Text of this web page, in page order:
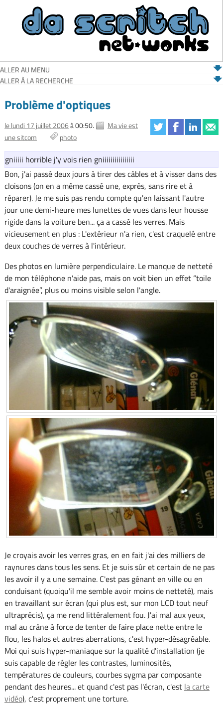
ALLER AU MENU
ALLER À LA RECHERCHE
Problème d'optiques
le lundi 17 juillet 2006à 00:50.
Ma vie est
une sitcom
photo
gniiiii horrible j'y vois rien gniiiiiiiiiiiiiiii
Bon, j'ai passé deux jours à tirer des câbles et à visser dans des
cloisons (on en a même cassé une, exprès, sans rire et à
réparer). Je me suis pas rendu compte qu'en laissant l'autre
jour une demi-heure mes lunettes de vues dans leur housse
rigide dans la voiture ben... ça a cassé les verres. Mais
vicieusement en plus : L'extérieur n'a rien, c'est craquelé entre
deux couches de verres à l'intérieur.
Des photos en lumière perpendiculaire. Le manque de netteté
de mon téléphone n'aide pas, mais on voit bien un effet “toile
d'araignée”, plus ou moins visible selon l'angle.
Je croyais avoir les verres gras, en en fait j'ai des milliers de
raynures dans tous les sens. Et je suis sûr et certain de ne pas
les avoir il y a une semaine. C'est pas génant en ville ou en
conduisant (quoiqu'il me semble avoir moins de netteté), mais
en travaillant sur écran (qui plus est, sur mon LCD tout neuf
ultraprécis), ça me rend littéralement fou. J'ai mal aux yeux,
mal au crâne à force de tenter de faire place nette entre le
flou, les halos et autres aberrations, c'est hyper-désagréable.
Moi qui suis hyper-maniaque sur la qualité d'installation (je
suis capable de régler les contrastes, luminosités,
températures de couleurs, courbes sygma par composante
pendant des heures... et quand c'est pas l'écran, c'est la carte
vidéo), c'est proprement une torture.